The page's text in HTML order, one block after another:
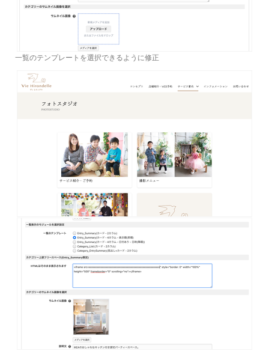
一覧のテンプレートを選択できるように修正